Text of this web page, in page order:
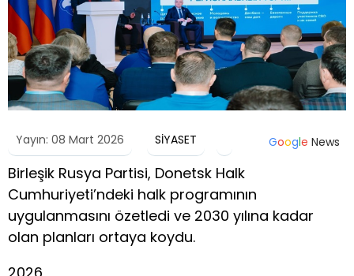
Yayın: 08 Mart 2026 SİYASET Google News
Birleşik Rusya Partisi, Donetsk Halk
Cumhuriyeti’ndeki halk programının
uygulanmasını özetledi ve 2030 yılına kadar
olan planları ortaya koydu.